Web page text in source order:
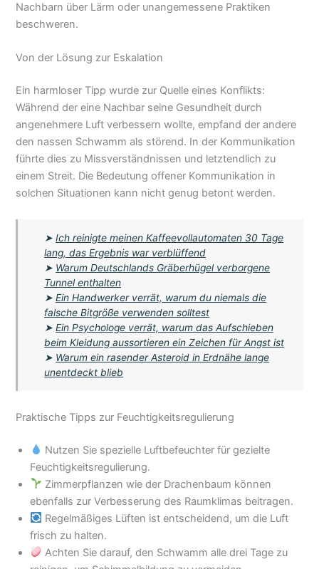
Nachbarn über Lärm oder unangemessene Praktiken
beschweren.
Von der Lösung zur Eskalation
Ein harmloser Tipp wurde zur Quelle eines Konflikts:
Während der eine Nachbar seine Gesundheit durch
angenehmere Luft verbessern wollte, empfand der andere
den nassen Schwamm als störend. In der Kommunikation
führte dies zu Missverständnissen und letztendlich zu
einem Streit. Die Bedeutung offener Kommunikation in
solchen Situationen kann nicht genug betont werden.
➤Ich reinigte meinen Kaffeevollautomaten 30 Tage
lang, das Ergebnis war verblüffend
➤ Warum Deutschlands Gräberhügel verborgene
Tunnel enthalten
➤Ein Handwerker verrät, warum du niemals die
falsche Bitgröße verwenden solltest
➤Ein Psychologe verrät, warum das Aufschieben
beim Kleidung aussortieren ein Zeichen für Angst ist
➤ Warum ein rasender Asteroid in Erdnähe lange
unentdeckt blieb
Praktische Tipps zur Feuchtigkeitsregulierung
Nutzen Sie spezielle Luftbefeuchter für gezielte
Feuchtigkeitsregulierung.
Zimmerpflanzen wie der Drachenbaum können
ebenfalls zur Verbesserung des Raumklimas beitragen.
Regelmäßiges Lüften ist entscheidend, um die Luft
frisch zu halten.
Achten Sie darauf, den Schwamm alle drei Tage zu